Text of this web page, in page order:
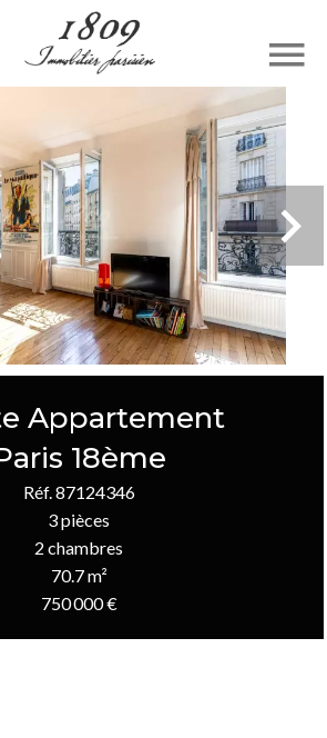
Appartement
18ème
Réf. 87124346
3 pièces
2 chambres
70.7 m²
750 000 €